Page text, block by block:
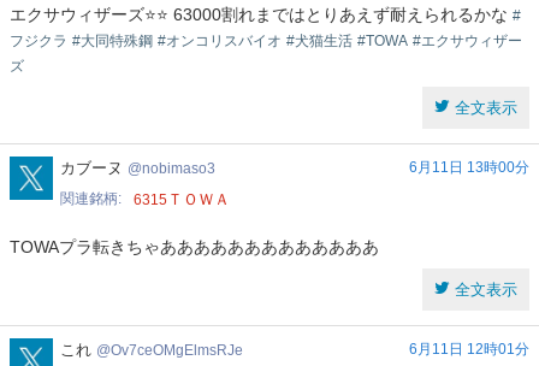
エクサウィザーズ⭐️⭐️ 63000割れまではとりあえず耐えられるかな #
フジクラ #大同特殊鋼 #オンコリスバイオ #犬猫生活 #TOWA #エクサウィザー
ズ
全文表示
nobimaso3
カブーヌ nobimaso3
6月11日 13時00分
関連銘柄
6315 ＴＯＷＡ
TOWAプラ転きちゃあああああああああああああ
全文表示
Ov7ceOMgElmsRJe
これ Ov7ceOMgElmsRJe
6月11日 12時01分